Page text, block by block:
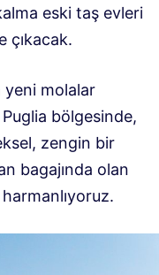
eski taş evleri
çıkacak.
yeni molalar
Puglia bölgesinde,
zengin bir
bagajında ​​olan